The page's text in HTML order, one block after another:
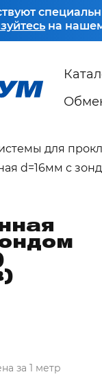
на
для
d=16мм с
за 1 метр